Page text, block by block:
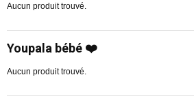
Aucun produit trouvé.
Youpala bébé ❤️
Aucun produit trouvé.